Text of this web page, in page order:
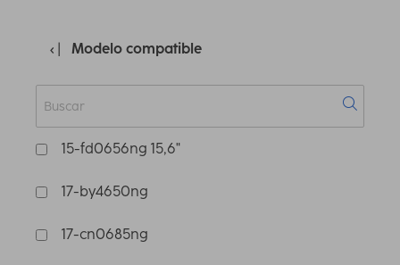
Modelo compatible
15-fd0656ng 15,6"
17-by4650ng
17-cn0685ng